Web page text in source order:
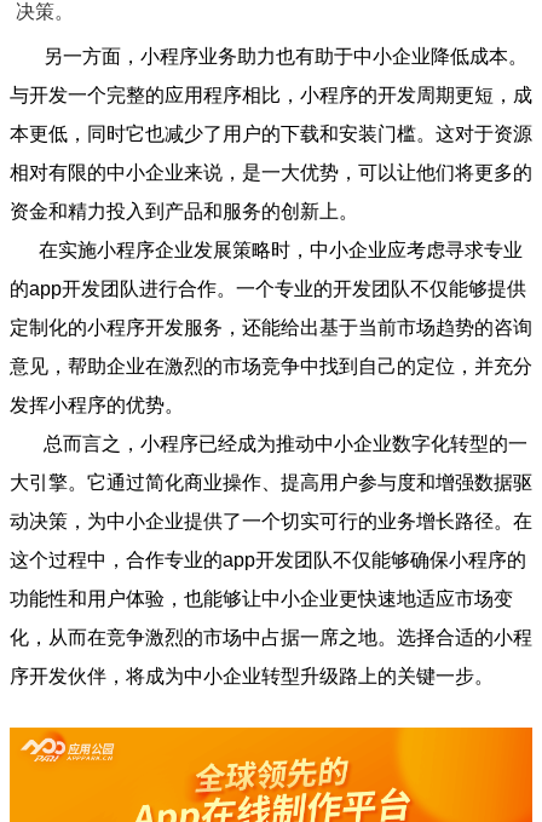
决策。
另一方面，小程序业务助力也有助于中小企业降低成本。
与开发一个完整的应用程序相比，小程序的开发周期更短，成
本更低，同时它也减少了用户的下载和安装门槛。这对于资源
相对有限的中小企业来说，是一大优势，可以让他们将更多的
资金和精力投入到产品和服务的创新上。
在实施小程序企业发展策略时，中小企业应考虑寻求专业
的app开发团队进行合作。一个专业的开发团队不仅能够提供
定制化的小程序开发服务，还能给出基于当前市场趋势的咨询
意见，帮助企业在激烈的市场竞争中找到自己的定位，并充分
发挥小程序的优势。
总而言之，小程序已经成为推动中小企业数字化转型的一
大引擎。它通过简化商业操作、提高用户参与度和增强数据驱
动决策，为中小企业提供了一个切实可行的业务增长路径。在
这个过程中，合作专业的app开发团队不仅能够确保小程序的
功能性和用户体验，也能够让中小企业更快速地适应市场变
化，从而在竞争激烈的市场中占据一席之地。选择合适的小程
序开发伙伴，将成为中小企业转型升级路上的关键一步。